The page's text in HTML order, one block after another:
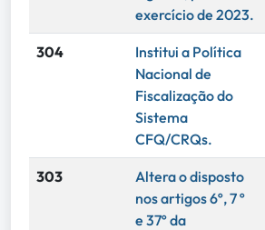
exercício de 2023.
304
Institui a Política
Nacional de
Fiscalização do
Sistema
CFQ/CRQs.
303
Altera o disposto
nos artigos 6º, 7 º
e 37º da